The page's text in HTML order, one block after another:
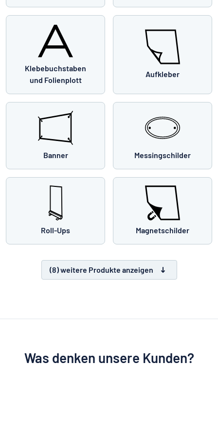
Klebebuchstaben
und Folienplott
Aufkleber
Banner Messingschilder
Roll-Ups Magnetschilder
(8) weitere Produkte anzeigen
Was denken unsere Kunden?